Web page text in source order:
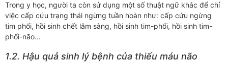
Trong y học, người ta còn sử dụng một số thuật ngữ khác để chỉ
việc cấp cứu trạng thái ngừng tuần hoàn như: cấp cứu ngừng
tim phổi, hồi sinh chết lâm sàng, hồi sinh tim-phổi, hồi sinh tim-
phổi-não...
1.2. Hậu quả sinh lý bệnh của thiếu máu não